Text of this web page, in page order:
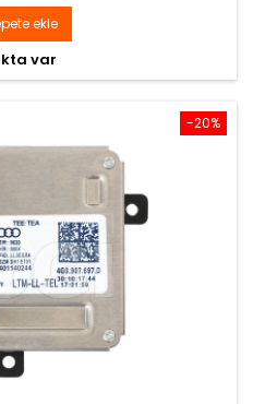
fiyat
ekle
var
-20%